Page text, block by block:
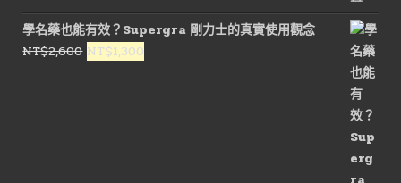
價
格：
NT$1,200。
價
格：
NT$500。
學名藥也能有效？Supergra 剛力士的真實使用觀念
NT$2,600 原
NT$1,300